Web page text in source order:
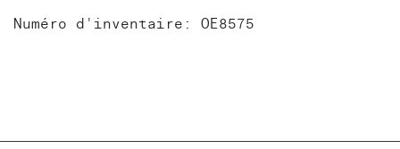
Numéro d'inventaire: OE8575